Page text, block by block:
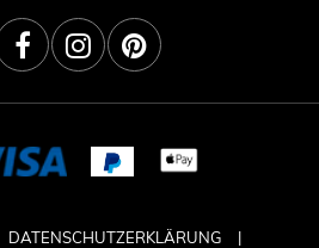
DATENSCHUTZERKLÄRUNG